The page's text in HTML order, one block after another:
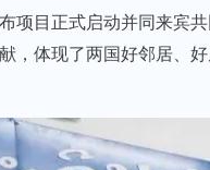
项目正式启动并同来宾
，体现了两国好邻居、